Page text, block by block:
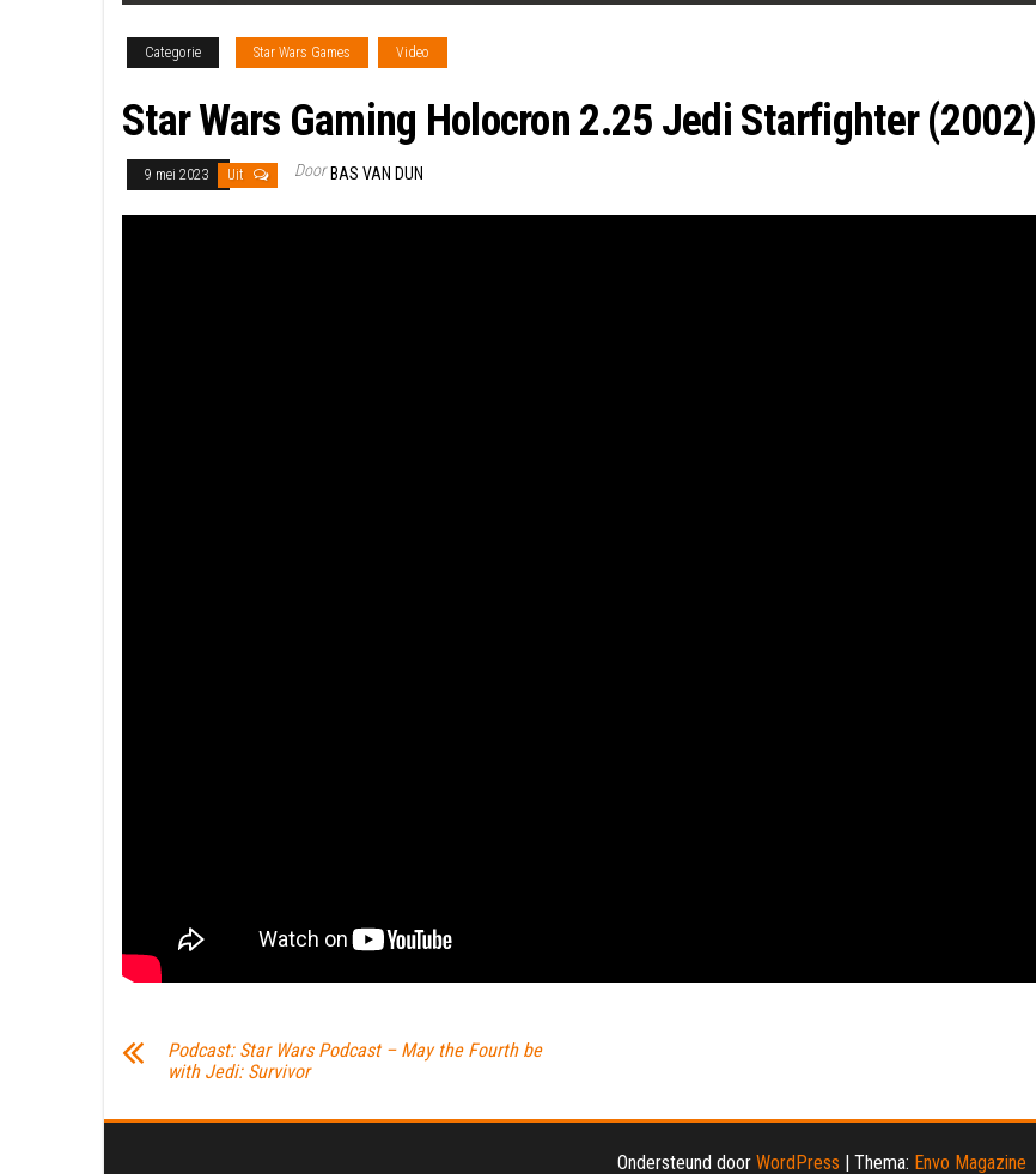
Categorie Star Wars Games Video
Star Wars Gaming Holocron 2.25 Jedi Starfighter (2002)
9 mei 2023 Uit Door BAS VAN DUN
Podcast: Star Wars Podcast – May the Fourth be
with Jedi: Survivor
Ondersteund door WordPress | Thema: Envo Magazine